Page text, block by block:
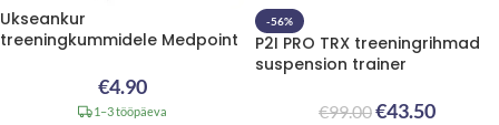
Ukseankur
treeningkummidele Medpoint
€4.90
1–3 tööpäeva
-56%
P2I PRO TRX treeningrihmad
suspension trainer
€99.00€43.50